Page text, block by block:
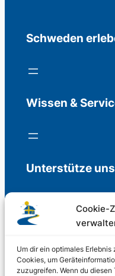
Cookie-
Um dir ein optimales
Cookies, um
zuzugreifen. Wenn du
Schweden
Wissen &
Unterstütze uns
Freiwillige